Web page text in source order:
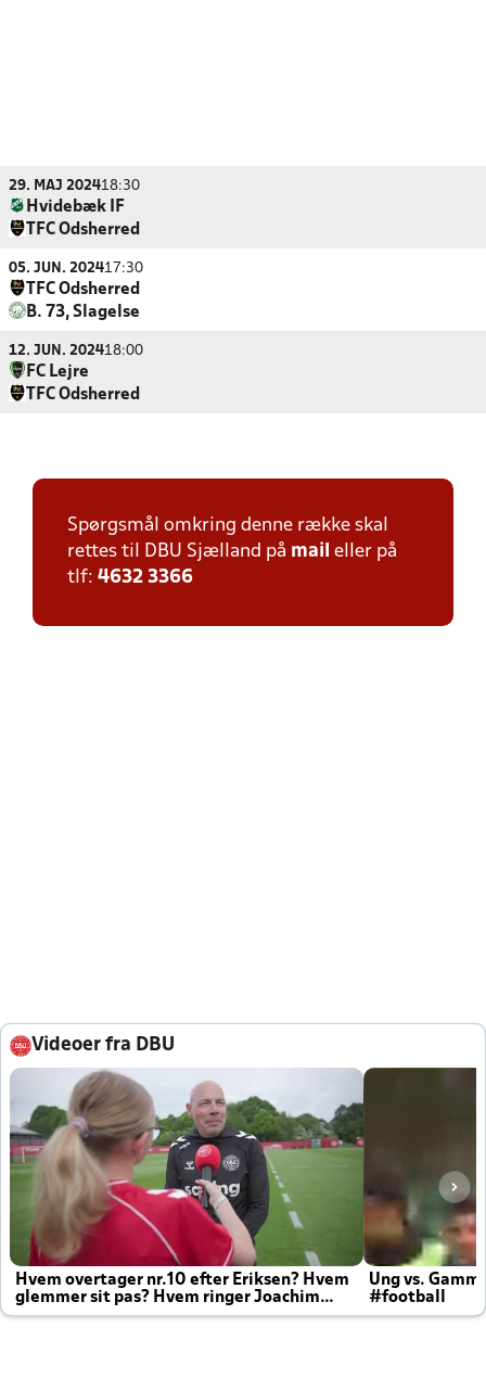
29. MAJ 202418:30
Hvidebæk IF
TFC Odsherred
05. JUN. 202417:30
TFC Odsherred
B. 73, Slagelse
12. JUN. 202418:00
FC Lejre
TFC Odsherred
Spørgsmål omkring denne række skal
rettes til DBU Sjælland på mail eller på
tlf: 4632 3366
Videoer fra DBU
Hvem overtager nr.10 efter Eriksen? Hvem
glemmer sit pas? Hvem ringer Joachim
altid til efter kampe?
Ung vs.
#football